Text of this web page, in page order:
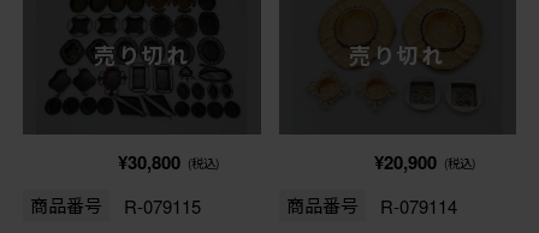
売り切れ
¥30,800 (税込)
商品番号 R-079115
売り切れ
¥20,900 (税込)
商品番号 R-079114